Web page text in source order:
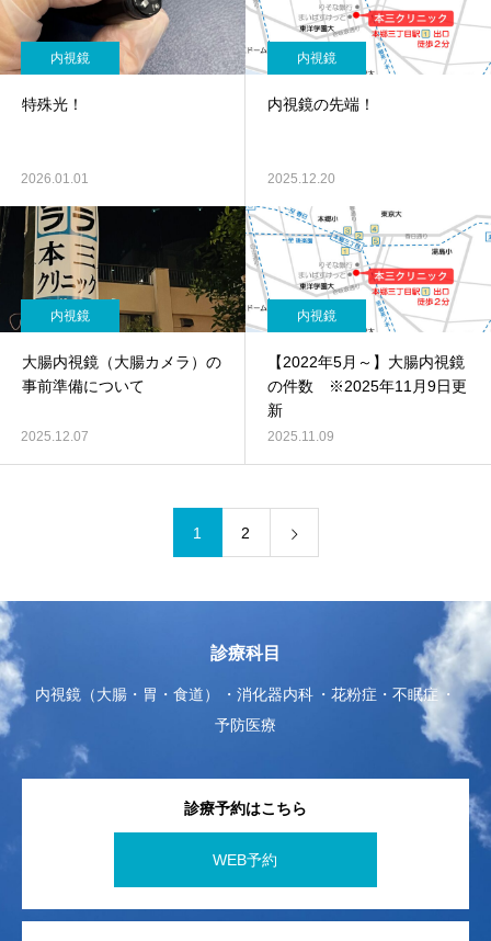
内視鏡
特殊光！
2026.01.01
内視鏡
内視鏡の先端！
2025.12.20
内視鏡
大腸内視鏡（大腸カメラ）の
事前準備について
2025.12.07
内視鏡
【2022年5月～】大腸内視鏡
の件数 ※2025年11月9日更
新
2025.11.09
1 2
診療科目
内視鏡（大腸・胃・食道） 消化器内科
花粉症・不眠症
予防医療
診療予約はこちら
WEB予約